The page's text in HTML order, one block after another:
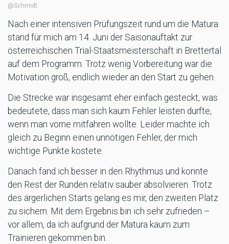
@Schmidt
Nach einer intensiven Prüfungszeit rund um die Matura
stand für mich am 14. Juni der Saisonauftakt zur
österreichischen Trial-Staatsmeisterschaft in Brettertal
auf dem Programm. Trotz wenig Vorbereitung war die
Motivation groß, endlich wieder an den Start zu gehen.
Die Strecke war insgesamt eher einfach gesteckt, was
bedeutete, dass man sich kaum Fehler leisten durfte,
wenn man vorne mitfahren wollte. Leider machte ich
gleich zu Beginn einen unnötigen Fehler, der mich
wichtige Punkte kostete.
Danach fand ich besser in den Rhythmus und konnte
den Rest der Runden relativ sauber absolvieren. Trotz
des ärgerlichen Starts gelang es mir, den zweiten Platz
zu sichern. Mit dem Ergebnis bin ich sehr zufrieden –
vor allem, da ich aufgrund der Matura kaum zum
Trainieren gekommen bin.